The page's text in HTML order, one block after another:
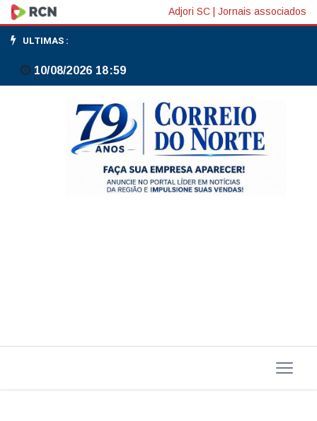
Jovem
motociclista
fica
colisão
Adjori SC Jornais associados
ULTIMAS :
10/08/2026 18:59